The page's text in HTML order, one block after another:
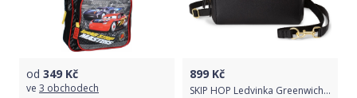
od 349 Kč
ve 3 obchodech
899 Kč
SKIP HOP Ledvinka Greenwich Convertible - black